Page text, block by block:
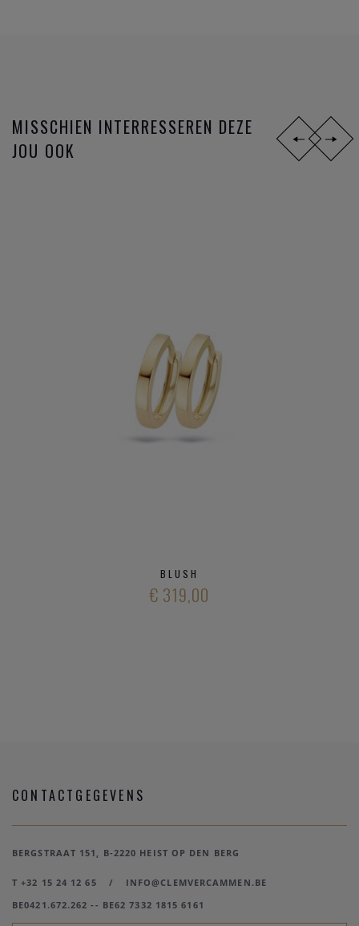
MISSCHIEN INTERRESSEREN DEZE
JOU OOK
BLUSH
€ 319,00
CONTACTGEGEVENS
BERGSTRAAT 151, B-2220 HEIST OP DEN BERG
T +32 15 24 12 65 /
INFO@CLEMVERCAMMEN.BE
BE0421.672.262 -- BE62 7332 1815 6161